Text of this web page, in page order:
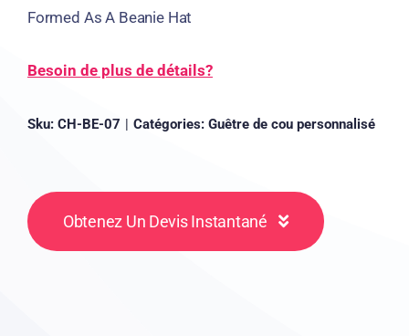
Formed As A Beanie Hat
Besoin de plus de détails?
Sku: CH-BE-07 | Catégories: Guêtre de cou personnalisé
Obtenez Un Devis Instantané